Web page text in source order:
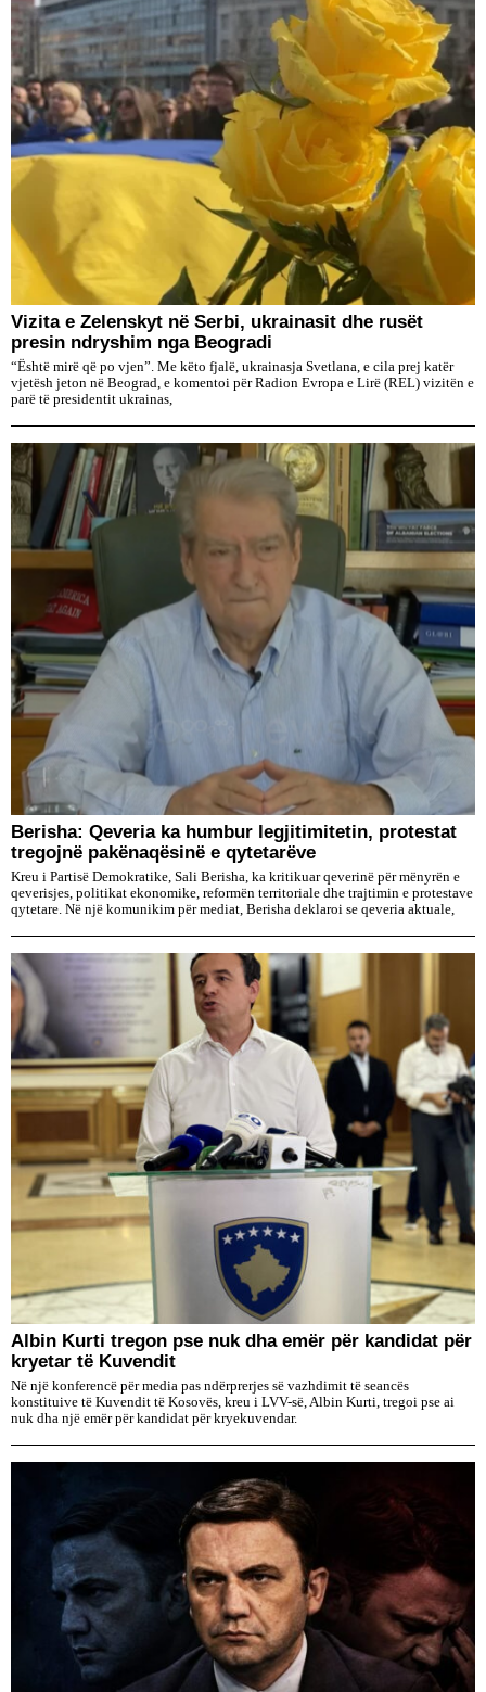
Vizita e Zelenskyt në Serbi, ukrainasit dhe rusët
presin ndryshim nga Beogradi
“Është mirë që po vjen”. Me këto fjalë, ukrainasja Svetlana, e cila prej katër
vjetësh jeton në Beograd, e komentoi për Radion Evropa e Lirë (REL) vizitën e
parë të presidentit ukrainas,
Berisha: Qeveria ka humbur legjitimitetin, protestat
tregojnë pakënaqësinë e qytetarëve
Kreu i Partisë Demokratike, Sali Berisha, ka kritikuar qeverinë për mënyrën e
qeverisjes, politikat ekonomike, reformën territoriale dhe trajtimin e protestave
qytetare. Në një komunikim për mediat, Berisha deklaroi se qeveria aktuale,
Albin Kurti tregon pse nuk dha emër për kandidat për
kryetar të Kuvendit
Në një konferencë për media pas ndërprerjes së vazhdimit të seancës
konstituive të Kuvendit të Kosovës, kreu i LVV-së, Albin Kurti, tregoi pse ai
nuk dha një emër për kandidat për kryekuvendar.